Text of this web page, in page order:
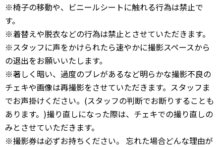
※椅子の移動や、ビニールシートに触れる行為は禁止で
す。
※着替えや脱衣などの行為は禁止とさせていただきます。
※スタッフに声をかけられたら速やかに撮影スペースから
の退出をお願いいたします。
※著しく暗い、過度のブレがあるなど明らかな撮影不良の
チェキや画像は再撮影をさせていただきます。スタッフま
でお声掛けください。(スタッフの判断でお断りすることも
あります。)撮り直しになった際は、チェキでの撮り直しの
みとさせていただきます。
※撮影券は必ずお持ちください。 忘れた場合どんな理由が